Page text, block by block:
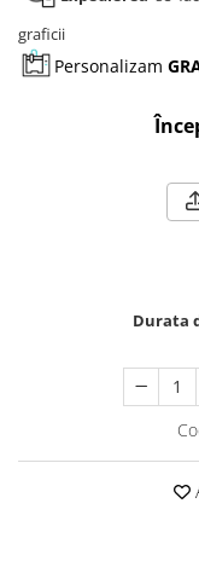
graficii
Personalizam
Durata